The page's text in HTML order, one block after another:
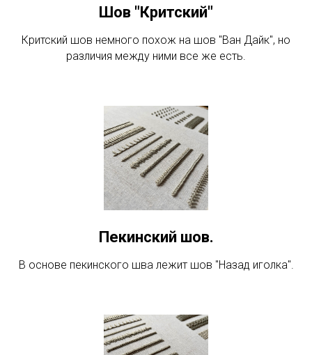
Шов "Критский"
Критский шов немного похож на шов "Ван Дайк", но
различия между ними все же есть.
Пекинский шов.
В основе пекинского шва лежит шов "Назад иголка".